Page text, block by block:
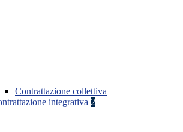
Contrattazione collettiva
integrativa 2